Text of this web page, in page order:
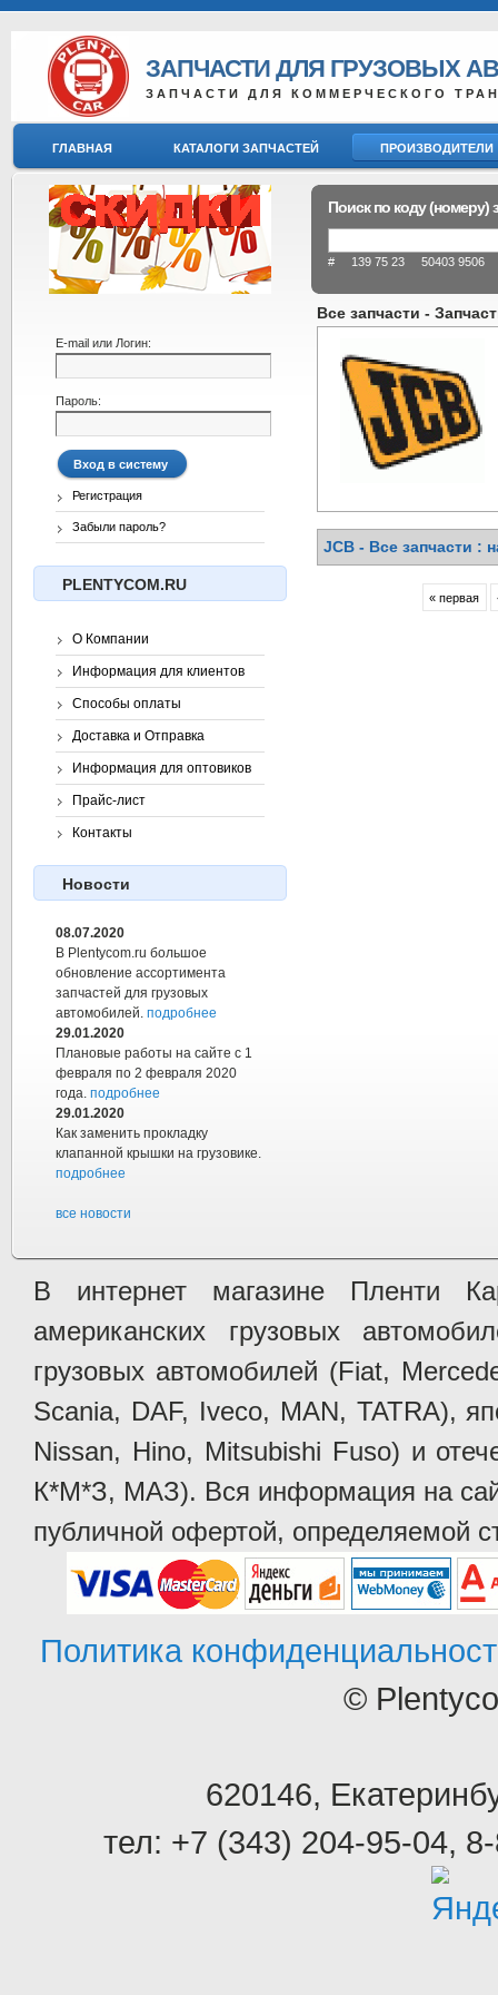
ЗАПЧАСТИ ДЛЯ ГРУЗОВЫХ
ЗАПЧАСТИ ДЛЯ КОММЕРЧЕСКОГО
ГЛАВНАЯ КАТАЛОГИ ЗАПЧАСТЕЙ ПРОИЗВОДИТЕЛИ
Поиск по коду (номеру)
# 139 75 23 50403 9506
Все запчасти -
JCB - Все запчасти :
« первая
E-mail или Логин:
Пароль:
Регистрация
Забыли пароль?
PLENTYCOM.RU
О Компании
Информация для клиентов
Способы оплаты
Доставка и Отправка
Информация для оптовиков
Прайс-лист
Контакты
Новости
08.07.2020
В Plentycom.ru большое
обновление ассортимента
запчастей для грузовых
автомобилей. подробнее
29.01.2020
Плановые работы на сайте с 1
февраля по 2 февраля 2020
года. подробнее
29.01.2020
Как заменить прокладку
клапанной крышки на грузовике.
подробнее
все новости
В интернет магазине Пленти
американских грузовых
грузовых автомобилей (Fiat,
Scania, DAF, Iveco, MAN, TATRA),
Nissan, Hino, Mitsubishi Fuso) и
К*М*З, МАЗ). Вся информация на
публичной офертой, определяемой
Политика
©
620146,
тел: +7 (343) 204-95-04,